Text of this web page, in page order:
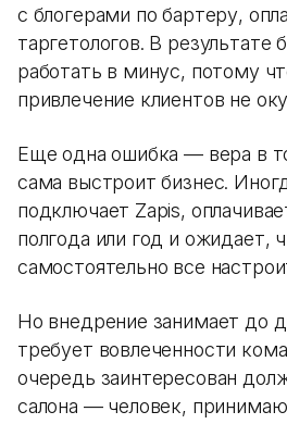
с блогерами по бартеру,
таргетологов. В результате
работать в минус, потому
привлечение клиентов не
Еще одна ошибка — вера в
сама выстроит бизнес.
подключает Zapis,
полгода или год и ожидает,
самостоятельно все
Но внедрение занимает до
требует вовлеченности
очередь заинтересован
салона — человек,